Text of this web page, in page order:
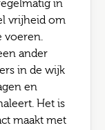
in
vrijheid om
voeren.
ander
in de wijk
en
Het is
maakt met